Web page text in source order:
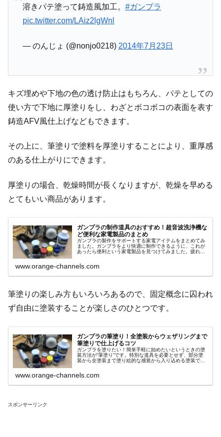
溶きパテ塗って鋳造風加工。 #ガンプラ
pic.twitter.com/LAiz2lgWnl
— のんじょ (@nonjo0218) 2014年7月23日
キズ埋めや下地の色の透け防止はもちろん、パテとしての
使い方で下地に厚塗りをし、わざとボコボコの表面を表す
鋳造AFV風仕上げなどもできます。
その上に、筆塗りで塗料を厚塗りすることにより、重厚感
のある仕上がりにできます。
厚塗りの場合、乾燥時間が長くなりますが、乾燥を早める
とてもいい商品があります。
ガンプラの制作道具のおすすめ！超音波洗浄機な
ど便利な家電製品のまとめ
ガンプラの製作をサポートする家電アイテムをまとめてみ
ました。ガンプラをより快適に制作できるように、これが
あったら便利という家電製品を見つけてみました。疲れ目
www.orange-channels.com
筆塗りの楽しみ方もいろいろあるので、固定概念に囚われ
ず自由に塗装することが楽しさのひとつです。
ガンプラの筆塗り！全塗装からウェザリングまで
筆塗りで仕上げるコツ
ガンプラを塗りたい！簡単手軽に始めたいというときの塗
装方法が“筆塗り”です。特別な道具を必要とせず、部分塗
装から全塗装まで塗り絵的な感覚から入り込める塗装で
www.orange-channels.com
スポンサーリンク